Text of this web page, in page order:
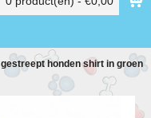
gestreept honden shirt in groen